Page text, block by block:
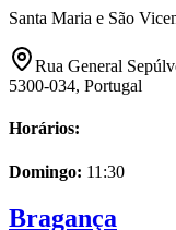
Santa Maria e São
Rua General
5300-034, Portugal
Horários:
Domingo: 11:30
Bragança